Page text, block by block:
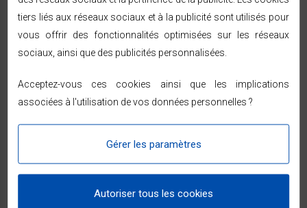
LIVRAISON & RETOURS
Expédition sous 24/48h— livraison rapide à
domicile sous 48/72h ouvrées par Chronopost ou
14 jours pour changer d'avisà compter de la
tiers liés aux réseaux sociaux et à la publicité sont utilisés pour
vous offrir des fonctionnalités optimisées sur les réseaux
sociaux, ainsi que des publicités personnalisées.
Acceptez-vous ces cookies ainsi que les implications
associées à l'utilisation de vos données personnelles ?
Gérer les paramètres
Autoriser tous les cookies